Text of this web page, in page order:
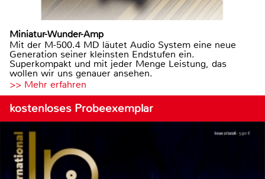
Miniatur-Wunder-Amp
Mit der M-500.4 MD läutet Audio System eine neue
Generation seiner kleinsten Endstufen ein.
Superkompakt und mit jeder Menge Leistung, das
wollen wir uns genauer ansehen.
>> Mehr erfahren
kostenloses Probeexemplar